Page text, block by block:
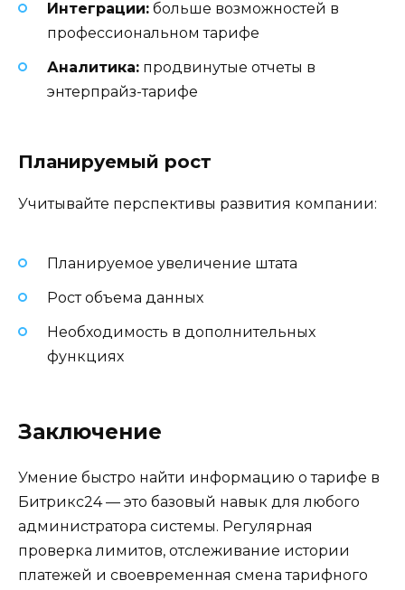
Интеграции: больше возможностей в
профессиональном тарифе
Аналитика: продвинутые отчеты в
энтерпрайз-тарифе
Планируемый рост
Учитывайте перспективы развития компании:
Планируемое увеличение штата
Рост объема данных
Необходимость в дополнительных
функциях
Заключение
Умение быстро найти информацию о тарифе в
Битрикс24 — это базовый навык для любого
администратора системы. Регулярная
проверка лимитов, отслеживание истории
платежей и своевременная смена тарифного